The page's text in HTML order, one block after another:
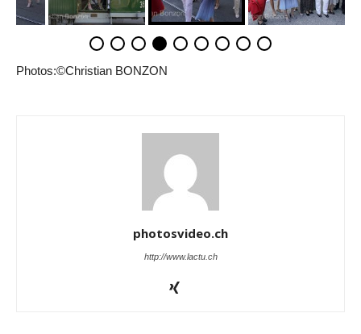
Photos:©Christian BONZON
photosvideo.ch
http://www.lactu.ch